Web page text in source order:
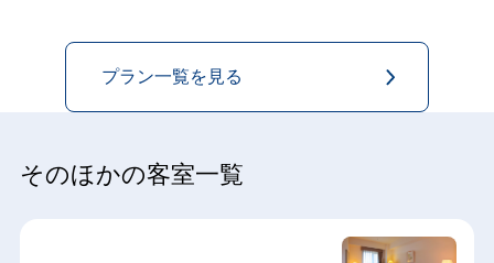
プラン一覧を見る
そのほかの客室一覧